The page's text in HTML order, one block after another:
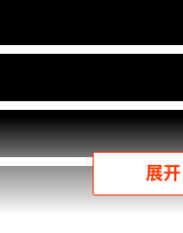
展开